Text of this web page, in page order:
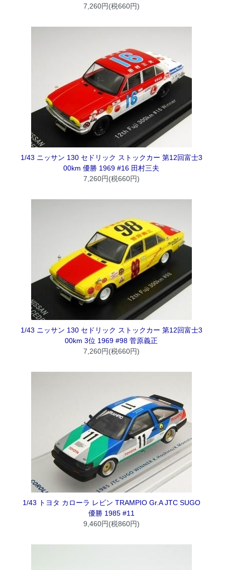
7,260円(税660円)
1/43 ニッサン 130 セドリック ストックカー 第12回富士3
00km 優勝 1969 #16 田村三夫
7,260円(税660円)
1/43 ニッサン 130 セドリック ストックカー 第12回富士3
00km 3位 1969 #98 菅原義正
7,260円(税660円)
1/43 トヨタ カローラ レビン TRAMPIO Gr.A JTC SUGO
優勝 1985 #11
9,460円(税860円)